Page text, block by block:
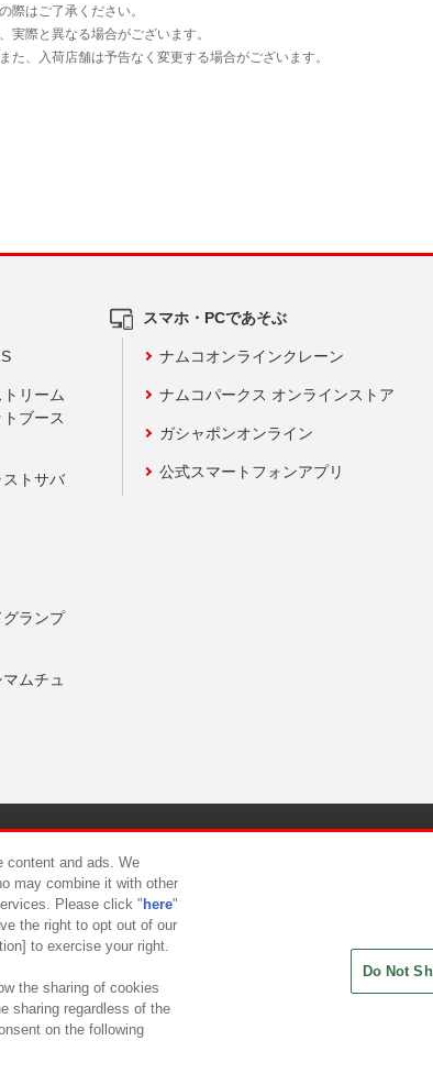
リーム
ブース
トサバ
ランプ
ムチュ
スマホ・PCであそぶ
ナムコオンラインクレーン
ナムコパークス オンラインストア
ガシャポンオンライン
公式スマートフォンアプリ
マーハラスメント対応方針
content and ads. We
may combine it with other
Please click " here"
the right to opt out of our
to exercise your right.
the sharing of cookies
sharing regardless of the
on the following
Do Not